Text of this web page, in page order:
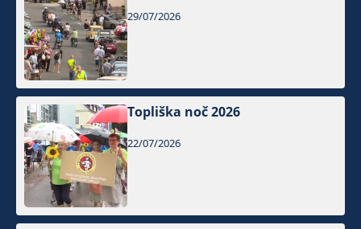
29/07/2026
Topliška noč 2026
22/07/2026